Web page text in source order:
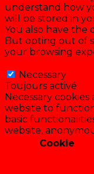
understand how
will be stored in
You also have the
But opting out of
your browsing
Necessary
Toujours activé
Necessary
website to
basic
website,
Cookie